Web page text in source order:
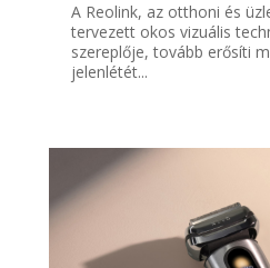
A Reolink, az otthoni és
tervezett okos vizuális
szereplője, tovább erősíti
jelenlétét...